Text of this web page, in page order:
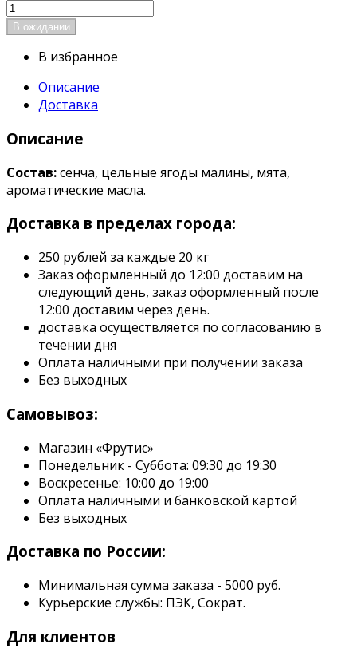
В избранное
Описание
Доставка
Описание
Состав:сенча, цельные ягоды малины, мята,
ароматические масла.
Доставка в пределах города:
250 рублей за каждые 20 кг
Заказ оформленный до 12:00 доставим на
следующий день, заказ оформленный после
12:00 доставим через день.
доставка осуществляется по согласованию в
течении дня
Оплата наличными при получении заказа
Без выходных
Самовывоз:
Магазин «Фрутис»
Понедельник - Суббота: 09:30 до 19:30
Воскресенье: 10:00 до 19:00
Оплата наличными и банковской картой
Без выходных
Доставка по России:
Минимальная сумма заказа - 5000 руб.
Курьерские службы: ПЭК, Сократ.
Для клиентов